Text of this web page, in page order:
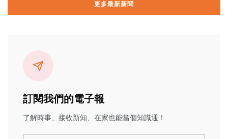
更多最新新聞
訂閱我們的電子報
了解時事、接收新知、在家也能當個知識通！